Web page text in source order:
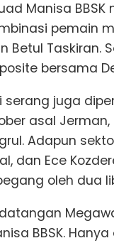
Manisa
pemain
Betul Taskiran.
bersama
serang juga
asal Jerman,
Adapun
dan Ece
oleh dua
BBSK.